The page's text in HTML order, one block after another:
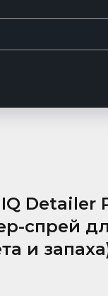
Detailer
спрей
и